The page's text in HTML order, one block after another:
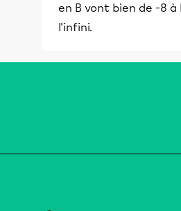
en B vont bien de -8
l'infini.